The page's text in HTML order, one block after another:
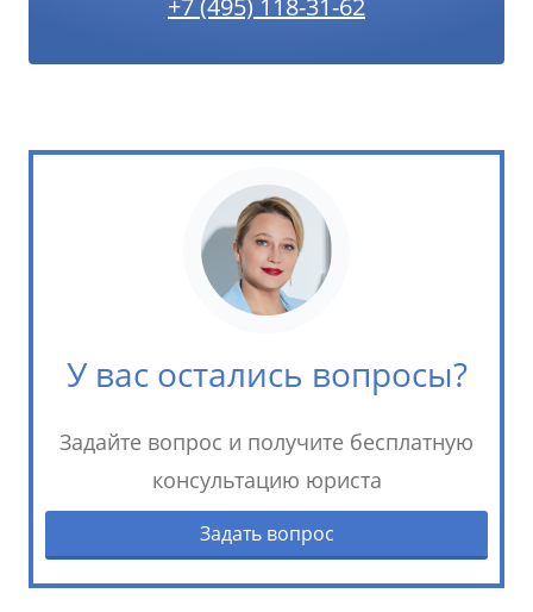
У вас остались вопросы?
Задайте вопрос и получите бесплатную
консультацию юриста
Задать вопрос